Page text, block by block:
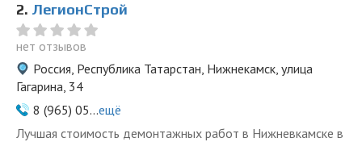
2. ЛегионСтрой
нет отзывов
Россия, Республика Татарстан, Нижнекамск, улица
Гагарина, 34
8 (965) 05...ещё
Лучшая стоимость демонтажных работ в Нижневкамске в